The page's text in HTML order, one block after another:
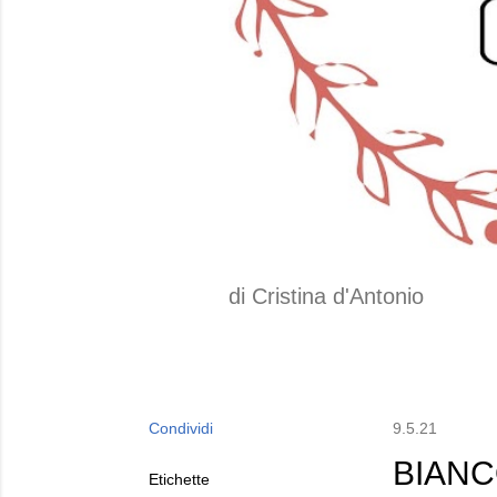
di Cristina d'Antonio
Condividi
Etichette
9.5.21